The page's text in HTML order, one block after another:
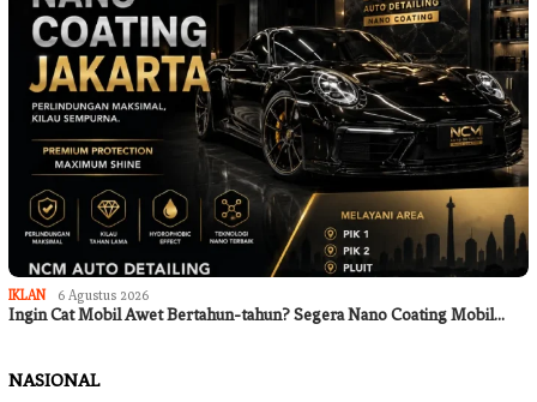
IKLAN 6 Agustus 2026
Ingin Cat Mobil Awet Bertahun-tahun? Segera Nano Coating Mobil…
NASIONAL